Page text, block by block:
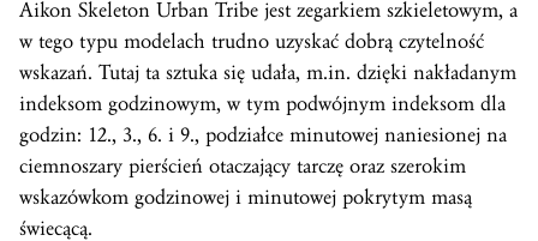
Aikon Skeleton Urban Tribe jest zegarkiem szkieletowym, a
w tego typu modelach trudno uzyskać dobrą czytelność
wskazań. Tutaj ta sztuka się udała, m.in. dzięki nakładanym
indeksom godzinowym, w tym podwójnym indeksom dla
godzin: 12., 3., 6. i 9., podziałce minutowej naniesionej na
ciemnoszary pierścień otaczający tarczę oraz szerokim
wskazówkom godzinowej i minutowej pokrytym masą
świecącą.